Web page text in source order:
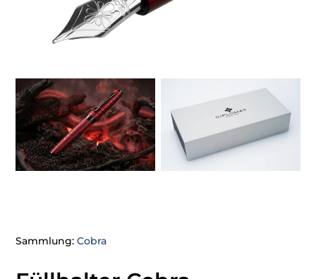
Sammlung:Cobra